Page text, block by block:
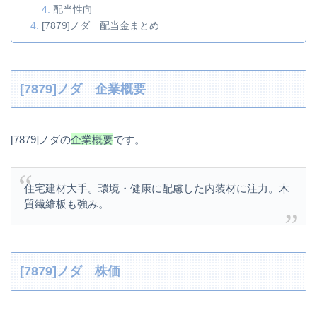
配当性向
[7879]ノダ 配当金まとめ
[7879]ノダ 企業概要
[7879]ノダの企業概要です。
住宅建材大手。環境・健康に配慮した内装材に注力。木
質繊維板も強み。
[7879]ノダ 株価